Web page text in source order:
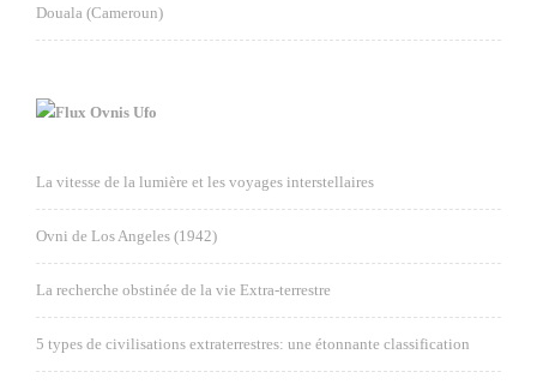
Douala (Cameroun)
Ovnis Ufo
La vitesse de la lumière et les voyages interstellaires
Ovni de Los Angeles (1942)
La recherche obstinée de la vie Extra-terrestre
5 types de civilisations extraterrestres: une étonnante classification